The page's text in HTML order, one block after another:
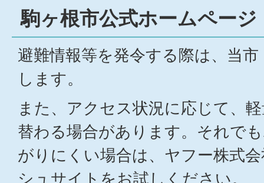
駒ヶ根市公式ホームページ
避難情報等を発令する際は、当
します。
また、アクセス状況に応じて、
替わる場合があります。それで
がりにくい場合は、ヤフー株式
シュサイトをお試しください。